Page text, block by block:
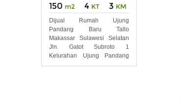
150 m2 4 KT 3 KM
Dijual Rumah Ujung
Pandang Baru Tallo
Makassar Sulawesi Selatan
Jln. Gatot Subroto 1
Kelurahan Ujung Pandang